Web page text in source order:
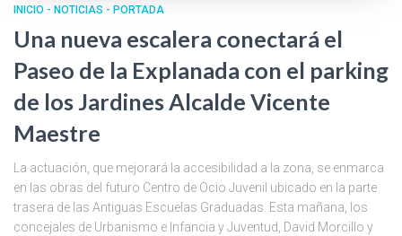
INICIO - NOTICIAS - PORTADA
Una nueva escalera conectará el
Paseo de la Explanada con el parking
de los Jardines Alcalde Vicente
Maestre
La actuación, que mejorará la accesibilidad a la zona, se enmarca
en las obras del futuro Centro de Ocio Juvenil ubicado en la parte
trasera de las Antiguas Escuelas Graduadas. Esta mañana, los
concejales de Urbanismo e Infancia y Juventud, David Morcillo y